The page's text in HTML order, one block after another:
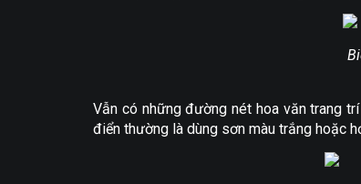
Vẫn có những đường nét hoa văn trang
điển thường là dùng sơn màu trắng hoặc